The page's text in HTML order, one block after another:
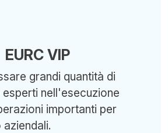
EURC VIP
grandi quantità di
esperti nell'esecuzione
importanti per